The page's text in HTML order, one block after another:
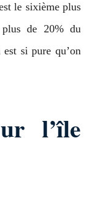
le sixième plus
plus de 20% du
si pure qu’on
l’île